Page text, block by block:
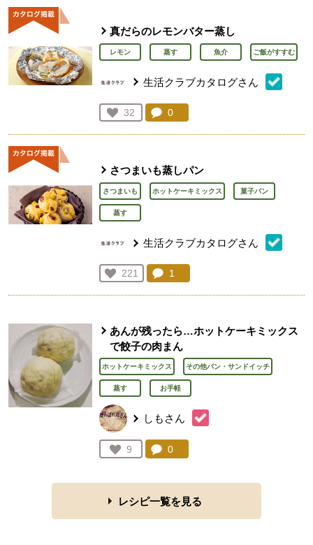
真だらのレモンバター蒸し
レモン 蒸す 魚介 ご飯がすすむ
生活クラブカタログさん
お気に入り登録：
32
人が登録
コメント：
0
さつまいも蒸しパン
さつまいも ホットケーキミックス 菓子パン
蒸す
生活クラブカタログさん
お気に入り登録：
221
人が登録
コメント：
1
あんが残ったら…ホットケーキミックス
で餃子の肉まん
ホットケーキミックス その他パン・サンドイッチ
蒸す お手軽
しもさん
お気に入り登録：
9
人が登録
コメント：
0
レシピ一覧を見る